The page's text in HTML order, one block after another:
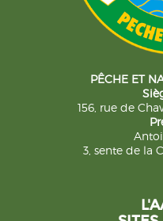
PÊCHE ET
156, rue de
3, sente de la